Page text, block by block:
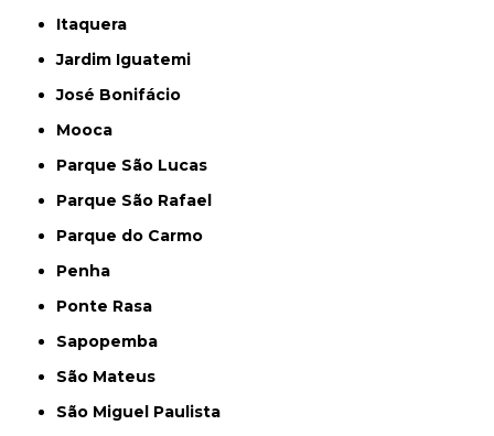
Itaquera
Jardim Iguatemi
José Bonifácio
Mooca
Parque São Lucas
Parque São Rafael
Parque do Carmo
Penha
Ponte Rasa
Sapopemba
São Mateus
São Miguel Paulista